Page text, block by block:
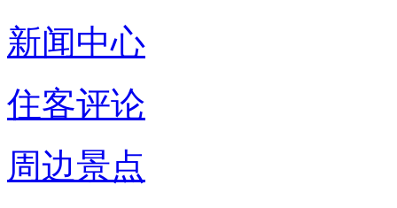
新闻中心
住客评论
周边景点